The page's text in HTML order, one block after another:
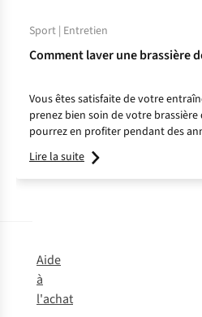
Sport | Entretien
Comment laver une brassière
Vous êtes satisfaite de votre
prenez bien soin de votre
pourrez en profiter pendant des
Lire la suite
Aide
à
l'achat